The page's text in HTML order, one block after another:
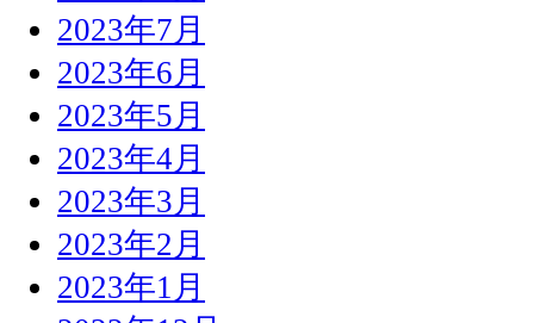
2023年7月
2023年6月
2023年5月
2023年4月
2023年3月
2023年2月
2023年1月